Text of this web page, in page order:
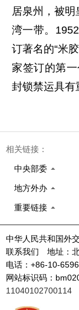
居泉州，被明
湾一带。
订著名的“米
家签订的第
封锁禁运具有
相关链接：
中央部委
地方外办
重要链接
中华人民共和国外
联系我们 地址：
电话：+86-10-
网站标识码：
11040102700114